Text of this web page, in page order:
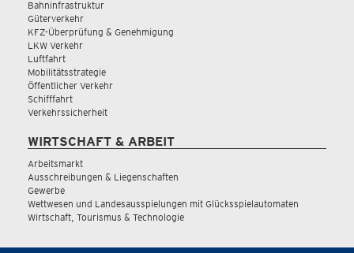
Bahninfrastruktur
Güterverkehr
KFZ-Überprüfung & Genehmigung
LKW Verkehr
Luftfahrt
Mobilitätsstrategie
Öffentlicher Verkehr
Schifffahrt
Verkehrssicherheit
WIRTSCHAFT & ARBEIT
Arbeitsmarkt
Ausschreibungen & Liegenschaften
Gewerbe
Wettwesen und Landesausspielungen mit Glücksspielautomaten
Wirtschaft, Tourismus & Technologie